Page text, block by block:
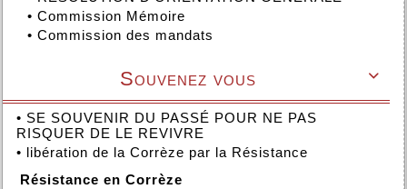
• Commission Mémoire
• Commission des mandats

Souvenez vous
• SE SOUVENIR DU PASSÉ POUR NE PAS
RISQUER DE LE REVIVRE
• libération de la Corrèze par la Résistance
Résistance en Corrèze